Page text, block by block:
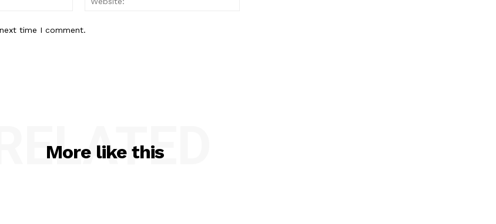
time I comment.
More like this
RELATED